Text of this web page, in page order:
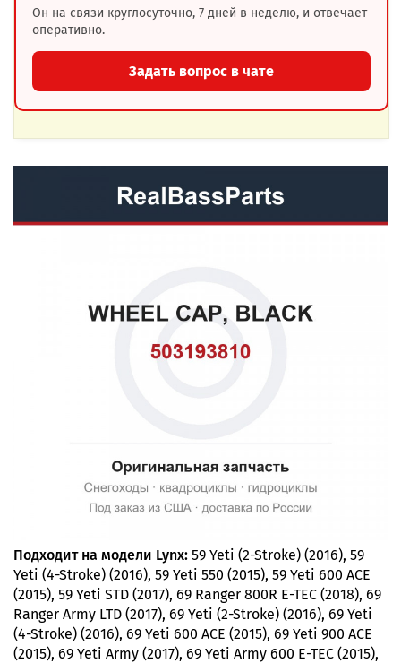
Он на связи круглосуточно, 7 дней в неделю, и отвечает
оперативно.
Задать вопрос в чате
Подходит на модели Lynx: 59 Yeti (2-Stroke) (2016), 59
Yeti (4-Stroke) (2016), 59 Yeti 550 (2015), 59 Yeti 600 ACE
(2015), 59 Yeti STD (2017), 69 Ranger 800R E-TEC (2018), 69
Ranger Army LTD (2017), 69 Yeti (2-Stroke) (2016), 69 Yeti
(4-Stroke) (2016), 69 Yeti 600 ACE (2015), 69 Yeti 900 ACE
(2015), 69 Yeti Army (2017), 69 Yeti Army 600 E-TEC (2015),